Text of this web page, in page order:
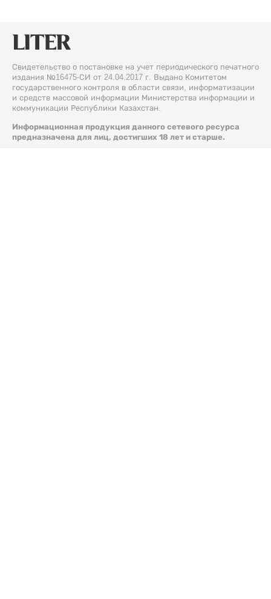
Свидетельство о постановке на учет периодического печатного
издания №16475-СИ от 24.04.2017 г. Выдано Комитетом
государственного контроля в области связи, информатизации
и средств массовой информации Министерства информации и
коммуникации Республики Казахстан.
Информационная продукция данного сетевого ресурса
предназначена для лиц, достигших 18 лет и старше.